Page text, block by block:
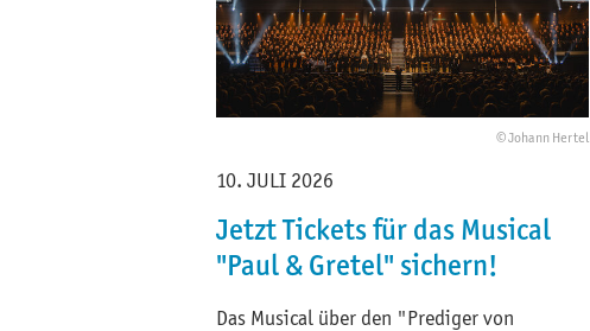
© Johann Hertel
10. JULI 2026
Jetzt Tickets für das Musical
"Paul & Gretel" sichern!
Das Musical über den "Prediger von